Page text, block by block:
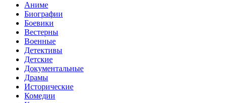
Аниме
Биографии
Боевики
Вестерны
Военные
Детективы
Детские
Документальные
Драмы
Исторические
Комедии